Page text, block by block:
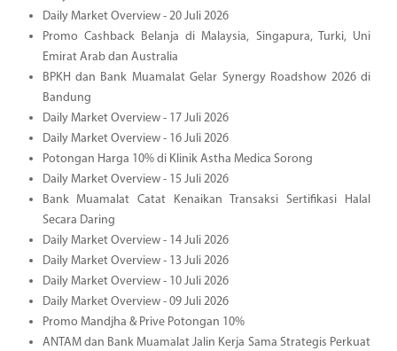
Daily Market Overview - 20 Juli 2026
Promo Cashback Belanja di Malaysia, Singapura, Turki, Uni
Emirat Arab dan Australia
BPKH dan Bank Muamalat Gelar Synergy Roadshow 2026 di
Bandung
Daily Market Overview - 17 Juli 2026
Daily Market Overview - 16 Juli 2026
Potongan Harga 10% di Klinik Astha Medica Sorong
Daily Market Overview - 15 Juli 2026
Bank Muamalat Catat Kenaikan Transaksi Sertifikasi Halal
Secara Daring
Daily Market Overview - 14 Juli 2026
Daily Market Overview - 13 Juli 2026
Daily Market Overview - 10 Juli 2026
Daily Market Overview - 09 Juli 2026
Promo Mandjha & Prive Potongan 10%
ANTAM dan Bank Muamalat Jalin Kerja Sama Strategis Perkuat